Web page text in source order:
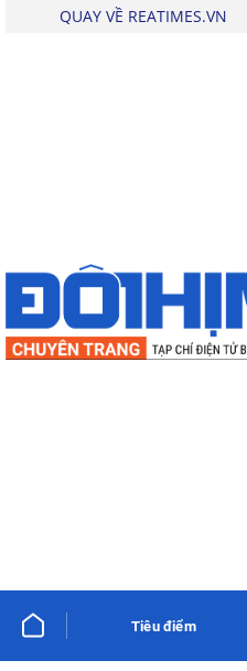
QUAY VỀ REATIMES.VN
Tiêu điểm